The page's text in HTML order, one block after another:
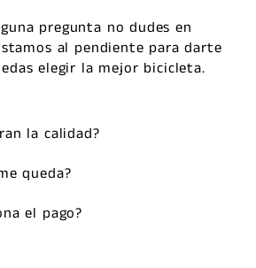
pregunta no dudes en
al pendiente para darte
elegir la mejor bicicleta.
la calidad?
queda?
el pago?